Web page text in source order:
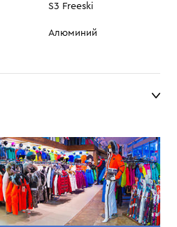
S3 Freeski
Алюминий